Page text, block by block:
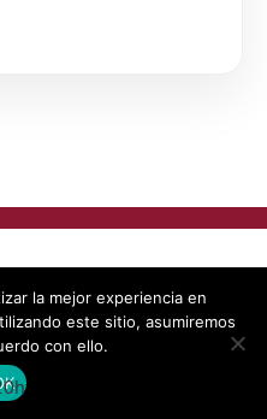
la mejor experiencia en
este sitio, asumiremos
con ello.